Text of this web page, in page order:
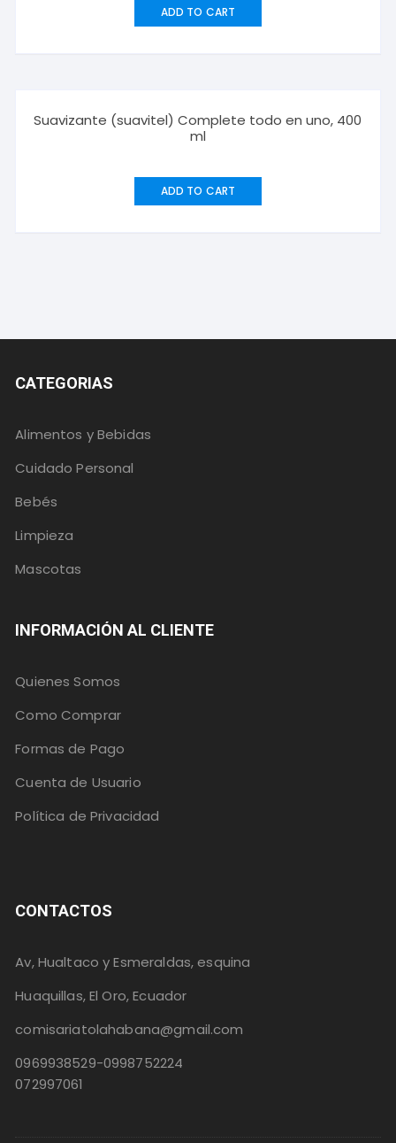
ADD TO CART
Suavizante (suavitel) Complete todo en uno, 400
ml
ADD TO CART
CATEGORIAS
Alimentos y Bebidas
Cuidado Personal
Bebés
Limpieza
Mascotas
INFORMACIÓN AL CLIENTE
Quienes Somos
Como Comprar
Formas de Pago
Cuenta de Usuario
Política de Privacidad
CONTACTOS
Av, Hualtaco y Esmeraldas, esquina
Huaquillas, El Oro, Ecuador
comisariatolahabana@gmail.com
0969938529-0998752224
072997061